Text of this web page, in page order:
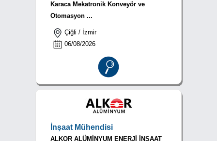
Karaca Mekatronik Konveyör ve
Otomasyon ...
Çiğli / İzmir
06/08/2026
İnşaat Mühendisi
ALKOR ALÜMİNYUM ENERJİ İNŞAAT